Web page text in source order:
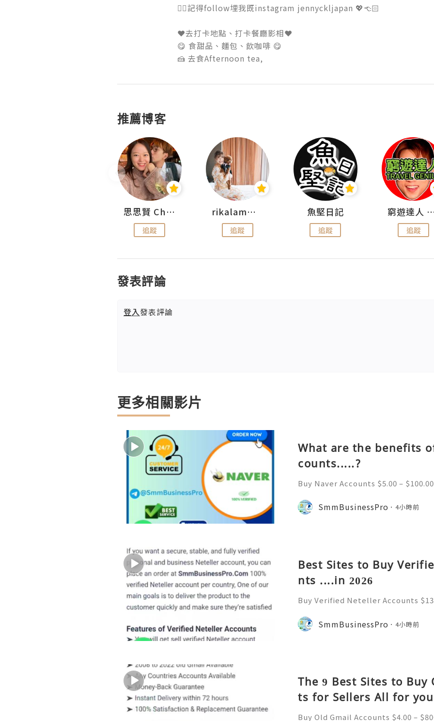
👉🏻記得follow埋我既instagram jennyckljapan 💖👈🏻
❤️去打卡地點、打卡餐廳影相❤️
😋 食甜品、麵包、飲咖啡 😋
🍰 去食Afternoon tea,
推薦博客
思思賢 ChillMyBabe
追蹤
rikalammm
追蹤
魚堅日記
追蹤
窮遊達人
追蹤
發表評論
登入發表評論
更多相關影片
What are the benefits
counts.....?
Buy Naver Accounts $5.00 –
e Welcome to Never South
gine and online platform. Al
SmmBusinessPro 4小時前
Best Sites to Buy
nts ....in 2026
Buy Verified Neteller Accounts
cure & Ready to Use Neteller is
s. A Neteller account
SmmBusinessPro 4小時前
The 9 Best Sites to
ts for Sellers All for you
Buy Old Gmail Accounts $4.00 –